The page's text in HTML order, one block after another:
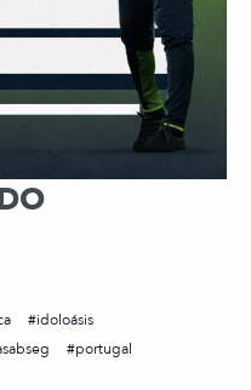
idoloásis
portugal